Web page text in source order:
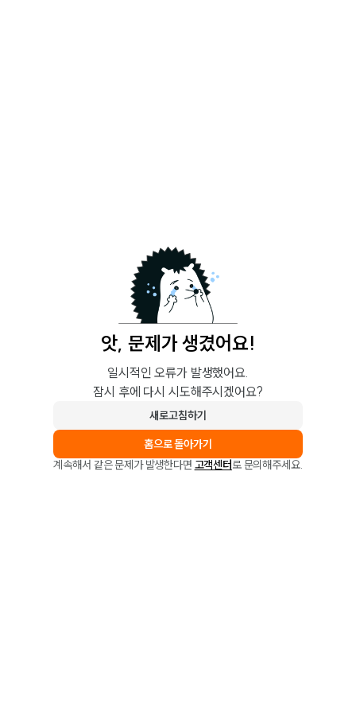
앗, 문제가 생겼어요!
일시적인 오류가 발생했어요.
잠시 후에 다시 시도해주시겠어요?
새로고침하기
홈으로 돌아가기
계속해서 같은 문제가 발생한다면 고객센터로 문의해주세요.